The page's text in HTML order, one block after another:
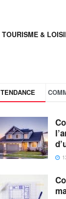
TOURISME &
TENDANCE